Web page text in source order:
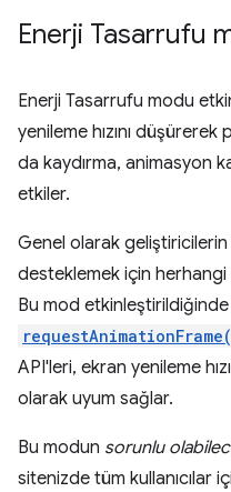
Enerji Tasarrufu
Enerji Tasarrufu modu
yenileme hızını
da kaydırma, animasyon
etkiler.
Genel olarak
desteklemek için herhangi
Bu mod etkinleştirildiğinde
API'leri, ekran yenileme
olarak uyum sağlar.
Bu modun sorunlu
sitenizde tüm kullanıcılar